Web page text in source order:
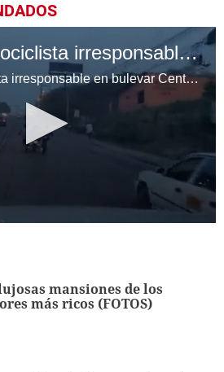
Captan a motociclista irresponsable en bulevar Centroamérica
Captan a motociclista irresponsable en bulevar Centroamérica
mansiones de los
más ricos (FOTOS)